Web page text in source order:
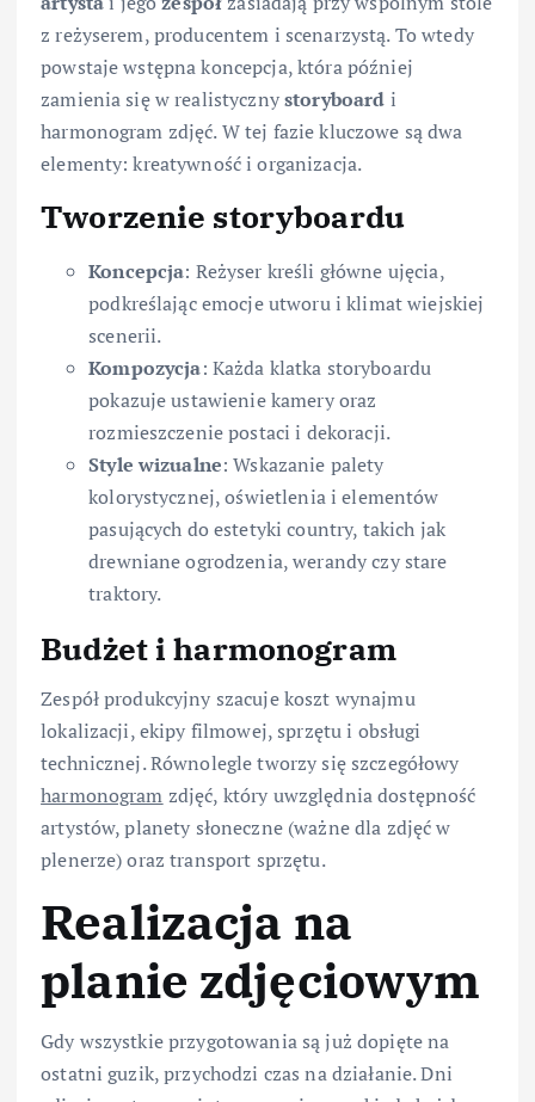
z reżyserem, producentem i scenarzystą. To wtedy
powstaje wstępna koncepcja, która później
zamienia się w realistycznystoryboard i
harmonogram zdjęć. W tej fazie kluczowe są dwa
elementy: kreatywność i organizacja.
Tworzenie storyboardu
Koncepcja: Reżyser kreśli główne ujęcia,
podkreślając emocje utworu i klimat wiejskiej
scenerii.
Kompozycja: Każda klatka storyboardu
pokazuje ustawienie kamery oraz
rozmieszczenie postaci i dekoracji.
Style wizualne: Wskazanie palety
kolorystycznej, oświetlenia i elementów
pasujących do estetyki country, takich jak
drewniane ogrodzenia, werandy czy stare
traktory.
Budżet i harmonogram
Zespół produkcyjny szacuje koszt wynajmu
lokalizacji, ekipy filmowej, sprzętu i obsługi
technicznej. Równolegle tworzy się szczegółowy
harmonogram zdjęć, który uwzględnia dostępność
artystów, planety słoneczne (ważne dla zdjęć w
plenerze) oraz transport sprzętu.
Realizacja na
planie zdjęciowym
Gdy wszystkie przygotowania są już dopięte na
ostatni guzik, przychodzi czas na działanie. Dni